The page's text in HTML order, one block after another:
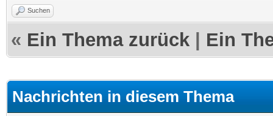
Suchen
« Ein Thema zurück Ein
Nachrichten in diesem Thema